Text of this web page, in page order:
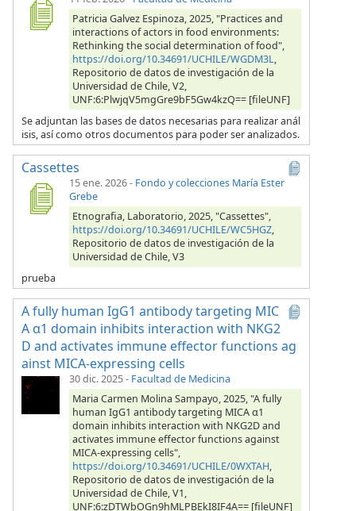
Patricia Galvez Espinoza, 2025, "Practices and
interactions of actors in food environments:
Rethinking the social determination of food",
https://doi.org/10.34691/UCHILE/WGDM3L,
Repositorio de datos de investigación de la
Universidad de Chile, V2,
UNF:6:PlwjqV5mgGre9bF5Gw4kzQ== [fileUNF]
Se adjuntan las bases de datos necesarias para realizar anál
isis, así como otros documentos para poder ser analizados.
Cassettes
15 ene. 2026- Fondo y colecciones María Ester
Grebe
Etnografia, Laboratorio, 2025, "Cassettes",
https://doi.org/10.34691/UCHILE/WC5HGZ,
Repositorio de datos de investigación de la
Universidad de Chile, V3
prueba
A fully human IgG1 antibody targeting MIC
A α1 domain inhibits interaction with NKG2
D and activates immune effector functions ag
ainst MICA-expressing cells
30 dic. 2025- Facultad de Medicina
Maria Carmen Molina Sampayo, 2025, "A fully
human IgG1 antibody targeting MICA α1
domain inhibits interaction with NKG2D and
activates immune effector functions against
MICA-expressing cells",
https://doi.org/10.34691/UCHILE/0WXTAH,
Repositorio de datos de investigación de la
Universidad de Chile, V1,
UNF:6:zDTWbOGn9hMLPBEkI8IF4A== [fileUNF]